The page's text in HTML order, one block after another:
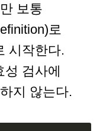
보통
로
시작한다.
성 검사에
지 않는다.